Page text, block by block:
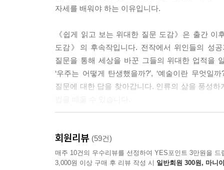
자세를 배워야 하는 이유입니다.
《쉽게 읽고 보는 위대한 질문 도감》은 출간
도감》의 후속작입니다. 전작에서 위인들의 성
질문을 통해 세상을 바꾼 그들의 위대한 업적을
‘우주는 어떻게 탄생했을까?’, ‘예술이란 무엇
질문에 대한 답을 찾아갑니다. 인류의 삶을 풍성
《쉽게 읽고 보는 위대한 질문 도감》은 위인 80
신문 기사형 글로 내용을 구성해 어린이 독자가
회원리뷰 (59건)
매주 10건의 우수리뷰를 선정하여 YES포인트 3만원을 드
3,000원 이상 구매 후 리뷰 작성 시 일반회원 300원, 마니